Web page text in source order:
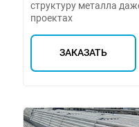
структуру металла
проектах
ЗАКАЗАТЬ